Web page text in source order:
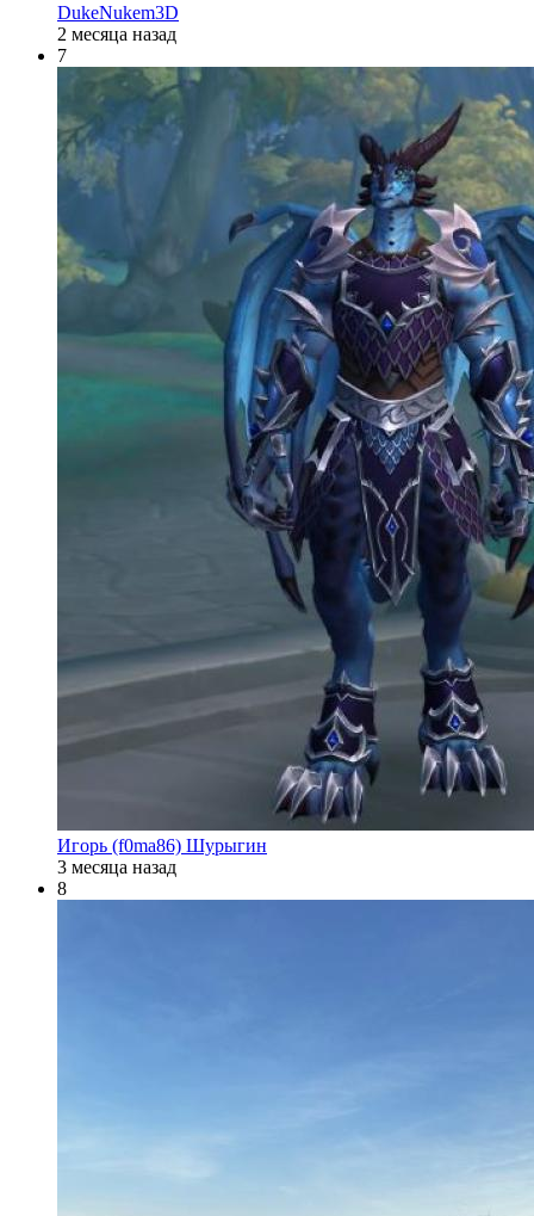
DukeNukem3D
2 месяца назад
7
Игорь (f0ma86) Шурыгин
3 месяца назад
8